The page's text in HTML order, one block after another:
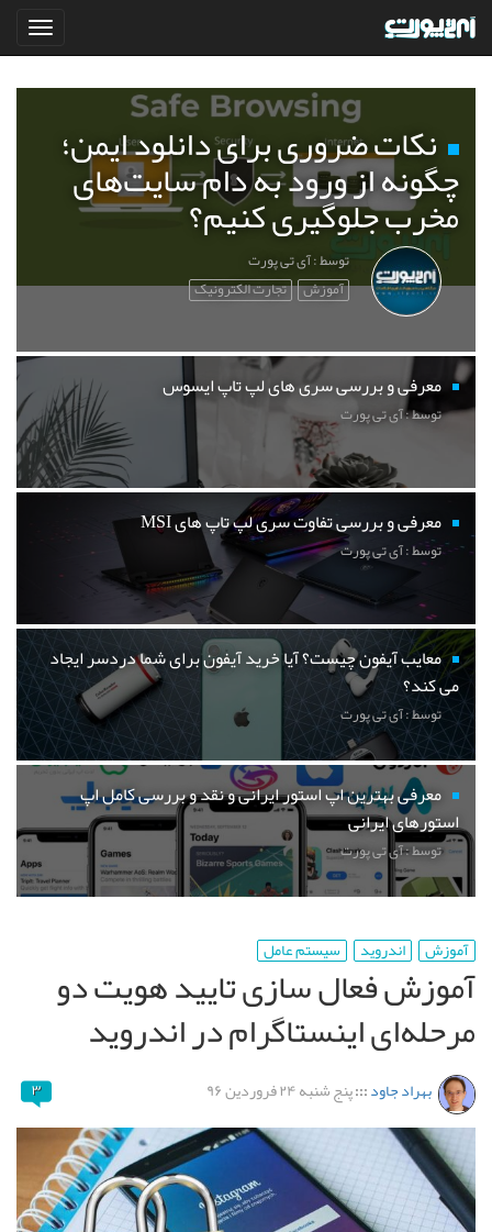
نکات ضروری برای دانلود ایمن؛
چگونه از ورود به دام سایت‌های
مخرب جلوگیری کنیم؟
توسط : آی تی پورت
آموزش تجارت الکترونیک
معرفی و بررسی سری های لپ تاپ ایسوس
توسط : آی تی پورت
معرفی و بررسی تفاوت سری لپ تاپ های MSI
توسط : آی تی پورت
معایب آیفون چیست؟ آیا خرید آیفون برای شما دردسر ایجاد
می کند؟
توسط : آی تی پورت
معرفی بهترین اپ استور ایرانی و نقد و بررسی کامل اپ
استورهای ایرانی
توسط : آی تی پورت
آموزش اندروید سیستم عامل
آموزش فعال سازی تایید هویت دو
مرحله‌ای اینستاگرام در اندروید
بهراد جاود:::پنج شنبه ۲۴ فروردین ۹۶ ۳